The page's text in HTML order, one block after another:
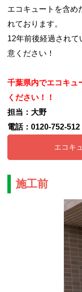
エコキュートを含め
れております。
12年前後経過され
意ください！
千葉県内でエコキュ
ください！！
担当：大野
電話：0120-752-512
エコキ
施工前